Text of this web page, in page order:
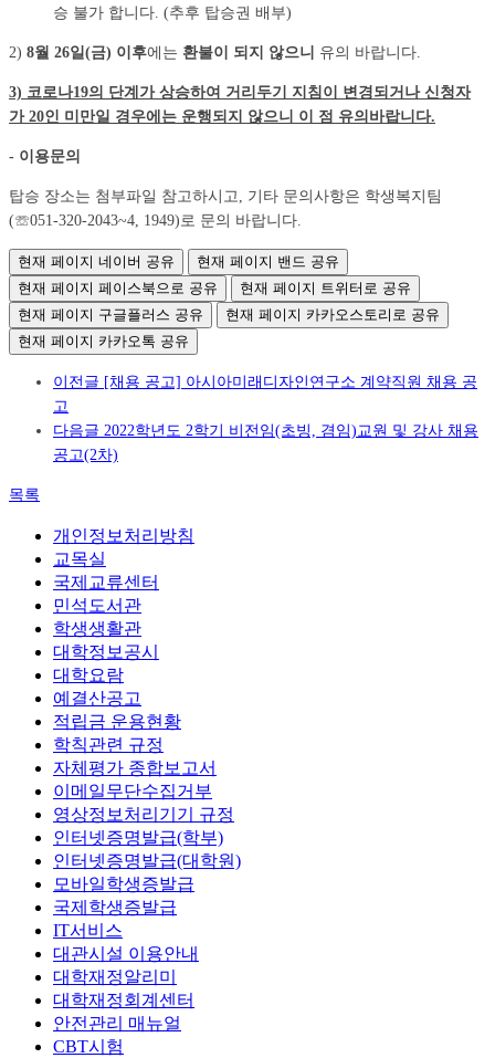
승 불가 합니다. (추후 탑승권 배부)
2) 8월 26일(금) 이후에는 환불이 되지 않으니 유의 바랍니다.
3) 코로나19의 단계가 상승하여 거리두기 지침이 변경되거나 신청자
가 20인 미만일 경우에는 운행되지 않으니 이 점 유의바랍니다.
- 이용문의
탑승 장소는 첨부파일 참고하시고, 기타 문의사항은 학생복지팀
(☏051-320-2043~4, 1949)로 문의 바랍니다.
현재 페이지 네이버 공유
현재 페이지 밴드 공유
현재 페이지 페이스북으로 공유
현재 페이지 트위터로 공유
현재 페이지 구글플러스 공유
현재 페이지 카카오스토리로 공유
현재 페이지 카카오톡 공유
이전글 [채용 공고] 아시아미래디자인연구소 계약직원 채용 공
고
다음글 2022학년도 2학기 비전임(초빙, 겸임)교원 및 강사 채용
공고(2차)
목록
개인정보처리방침
교목실
국제교류센터
민석도서관
학생생활관
대학정보공시
대학요람
예결산공고
적립금 운용현황
학칙관련 규정
자체평가 종합보고서
이메일무단수집거부
영상정보처리기기 규정
인터넷증명발급(학부)
인터넷증명발급(대학원)
모바일학생증발급
국제학생증발급
IT서비스
대관시설 이용안내
대학재정알리미
대학재정회계센터
안전관리 매뉴얼
CBT시험